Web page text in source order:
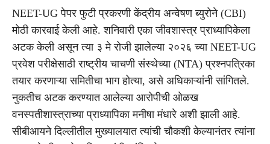
NEET-UG पेपर फुटी प्रकरणी केंद्रीय अन्वेषण ब्युरोने (CBI)
मोठी कारवाई केली आहे. शनिवारी एका जीवशास्त्र प्राध्यापिकेला
अटक केली असून त्या ३ मे रोजी झालेल्या २०२६ च्या NEET-UG
प्रवेश परीक्षेसाठी राष्ट्रीय चाचणी संस्थेच्या (NTA) प्रश्नपत्रिका
तयार करणाऱ्या समितीचा भाग होत्या, असे अधिकाऱ्यांनी सांगितले.
नुकतीच अटक करण्यात आलेल्या आरोपीची ओळख
वनस्पतीशास्त्राच्या प्राध्यापिका मनीषा मंधारे अशी झाली आहे.
सीबीआयने दिल्लीतील मुख्यालयात त्यांची चौकशी केल्यानंतर त्यांना